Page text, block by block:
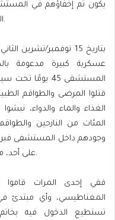
يكون تم إخفاؤهم في
الجميع بدأ يصدق الأسطورة التي اخترعوها.
عسكرية كبيرة مدعومة
المستشفى 45
قتلوا المرضى والطواقم
الغذاء والماء والدواء،
المئات من النازحين
وجودهم داخل المستشفى
على أحد، مثل وجود أسلحة أو أنفاق في المستشفى.
ففي إحدى المرات قاموا
المغناطيسي، وأي مبتدئ
تستطيع الدخول فيه